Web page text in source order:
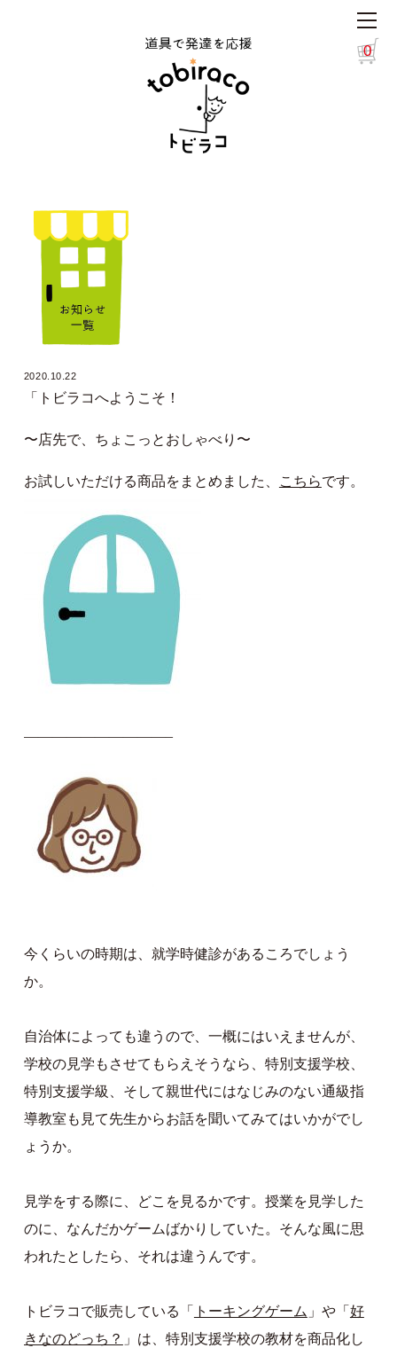
0
2020.10.22
「トビラコへようこそ！
〜店先で、ちょこっとおしゃべり〜
お試しいただける商品をまとめました、 こちらです。
——————————–
今くらいの時期は、就学時健診があるころでしょう
か。
自治体によっても違うので、一概にはいえませんが、
学校の見学もさせてもらえそうなら、特別支援学校、
特別支援学級、そして親世代にはなじみのない通級指
導教室も見て先生からお話を聞いてみてはいかがでし
ょうか。
見学をする際に、どこを見るかです。授業を見学した
のに、なんだかゲームばかりしていた。そんな風に思
われたとしたら、それは違うんです。
トビラコで販売している「 トーキングゲーム 」や「 好
きなのどっち？ 」は、特別支援学校の教材を商品化し